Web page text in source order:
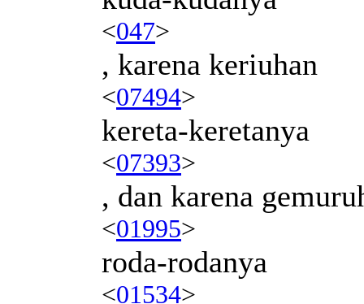
<047>
, karena keriuhan
<07494>
kereta-keretanya
<07393>
, dan karena
<01995>
roda-rodanya
<01534>